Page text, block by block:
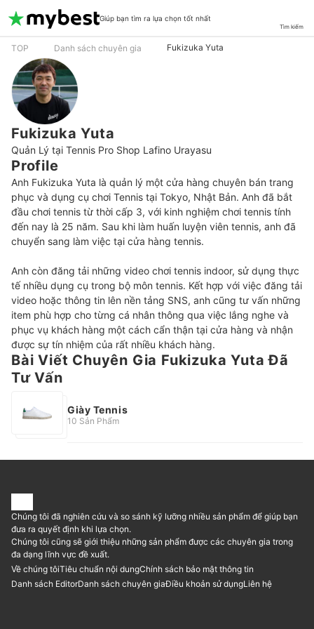
Giúp bạn tìm ra lựa chọn tốt nhất
Tìm kiếm
TOP Danh sách chuyên gia Fukizuka Yuta
Fukizuka Yuta
Quản Lý tại Tennis Pro Shop Lafino Urayasu
Profile
Anh Fukizuka Yuta là quản lý một cửa hàng chuyên bán trang
phục và dụng cụ chơi Tennis tại Tokyo, Nhật Bản. Anh đã bắt
đầu chơi tennis từ thời cấp 3, với kinh nghiệm chơi tennis tính
đến nay là 25 năm. Sau khi làm huấn luyện viên tennis, anh đã
chuyển sang làm việc tại cửa hàng tennis.
Anh còn đăng tải những video chơi tennis indoor, sử dụng thực
tế nhiều dụng cụ trong bộ môn tennis. Kết hợp với việc đăng tải
video hoặc thông tin lên nền tảng SNS, anh cũng tư vấn những
item phù hợp cho từng cá nhân thông qua việc lắng nghe và
phục vụ khách hàng một cách cẩn thận tại cửa hàng và nhận
Bài Viết Chuyên Gia Fukizuka Yuta Đã
Tư Vấn
Giày Tennis
10 Sản Phẩm
Chúng tôi đã nghiên cứu và so sánh kỹ lưỡng nhiều sản phẩm để giúp bạn
đưa ra quyết định khi lựa chọn.
Chúng tôi cũng sẽ giới thiệu những sản phẩm được các chuyên gia trong
đa dạng lĩnh vực đề xuất.
Về chúng tôiTiêu chuẩn nội dungChính sách bảo mật thông tin
Danh sách EditorDanh sách chuyên giaĐiều khoản sử dụngLiên hệ